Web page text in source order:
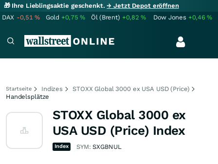
🎁 Ihre Lieblingsaktie geschenkt.→ Jetzt Depot eröffnen
DAX -0,51% Gold +0,75% Öl (Brent) +0,82% Dow Jones +0,46%
Startseite Indizes
STOXX Global 3000 ex USA USD (Price)
Handelsplätze
STOXX Global 3000 ex
USA USD (Price) Index
Index SYM:SXGBNUL